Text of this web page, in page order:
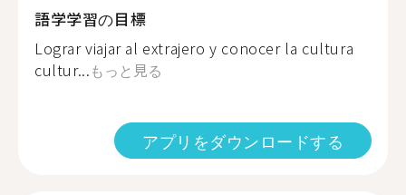
語学学習の目標
Lograr viajar al extrajero y conocer la cultura
cultur...もっと見る
アプリをダウンロードする